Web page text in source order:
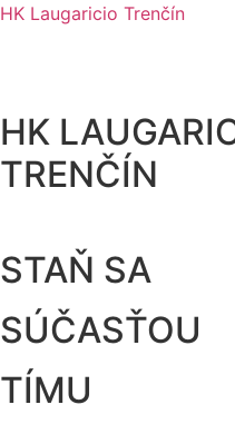
HK Laugaricio Trenčín
HK
TRENČÍN
STAŇ SA
SÚČASŤOU
TÍMU